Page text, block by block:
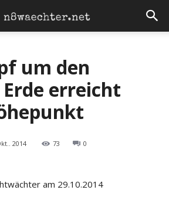
um den
erreicht
2014 73 0
am 29.10.2014